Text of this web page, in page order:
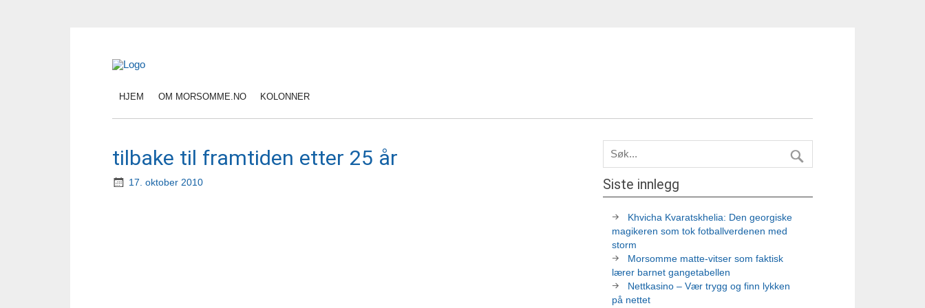
HJEM OM MORSOMME.NO KOLONNER
tilbake til framtiden etter 25 år
17. oktober 2010 Siste innlegg
Khvicha Kvaratskhelia: Den georgiske
magikeren som tok fotballverdenen med
storm
Morsomme matte-vitser som faktisk
lærer barnet gangetabellen
Nettkasino – Vær trygg og finn lykken
på nettet